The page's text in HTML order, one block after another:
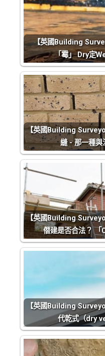
【英國Building
「霉」 Dry定
【英國Building
縫 - 那一種與
【英國Building
僭建是否合法？ 「
【英國Building
代乾式（dry